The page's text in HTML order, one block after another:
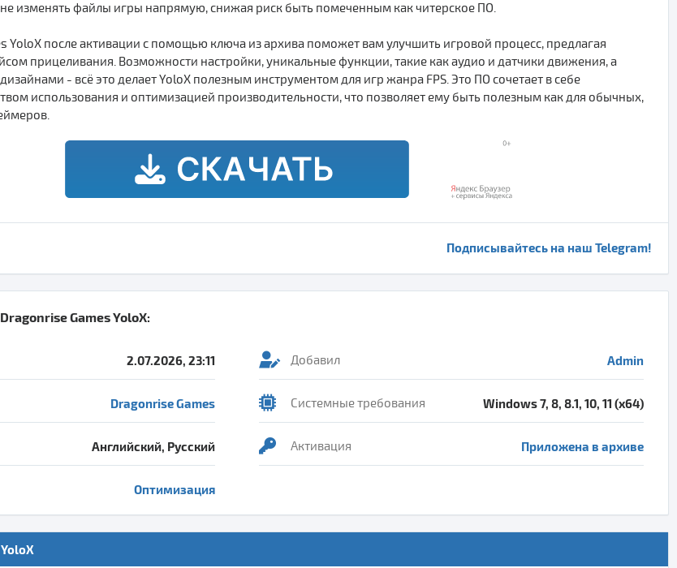
изменять файлы игры напрямую, снижая риск быть помеченным как читерское ПО.
YoloX после активации с помощью ключа из архива поможет вам улучшить игровой процесс, предлагая
прицеливания. Возможности настройки, уникальные функции, такие как аудио и датчики движения, а
- всё это делает YoloX полезным инструментом для игр жанра FPS. Это ПО сочетает в себе
использования и оптимизацией производительности, что позволяет ему быть полезным как для обычных,
Подписывайтесь на наш Telegram!
Dragonrise Games YoloX:
2.07.2026, 23:11 Добавил Admin
Dragonrise Games Системные требования Windows 7, 8, 8.1, 10, 11 (x64)
Английский, Русский Активация Приложена в архиве
Оптимизация